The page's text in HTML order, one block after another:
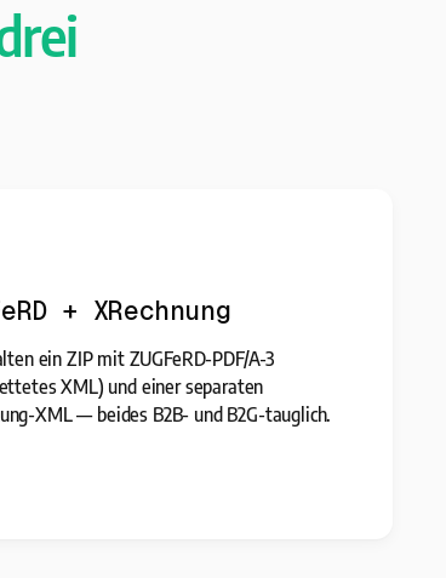
+ XRechnung
ein ZIP mit ZUGFeRD-PDF/A-3
XML) und einer separaten
XML — beides B2B- und B2G-tauglich.